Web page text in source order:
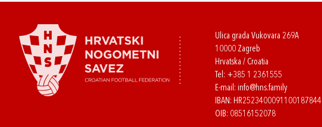
Ulica grada Vukovara 269A
10000 Zagreb
Hrvatska / Croatia
Tel: +385 1 2361555
E-mail: info@hns.family
IBAN: HR2523400091100187844
OIB: 08516152078